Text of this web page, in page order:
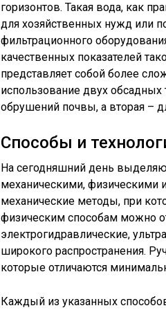
горизонтов. Такая вода, как
для хозяйственных нужд или
фильтрационного
качественных показателей
представляет собой более
использование двух
обрушений почвы, а вторая –
Способы и
На сегодняшний день
механическими, физическими
механические методы, при
физическим способам можно
электрогидравлические,
широкого распространения.
которые отличаются
Каждый из указанных